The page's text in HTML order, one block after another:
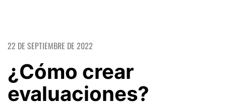
22 DE SEPTIEMBRE DE 2022
¿Cómo crear
evaluaciones?